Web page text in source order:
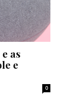
as
e
0